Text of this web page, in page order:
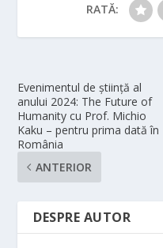
RATĂ:
Evenimentul de știință al
anului 2024: The Future of
Humanity cu Prof. Michio
Kaku – pentru prima dată în
România
ANTERIOR
DESPRE AUTOR